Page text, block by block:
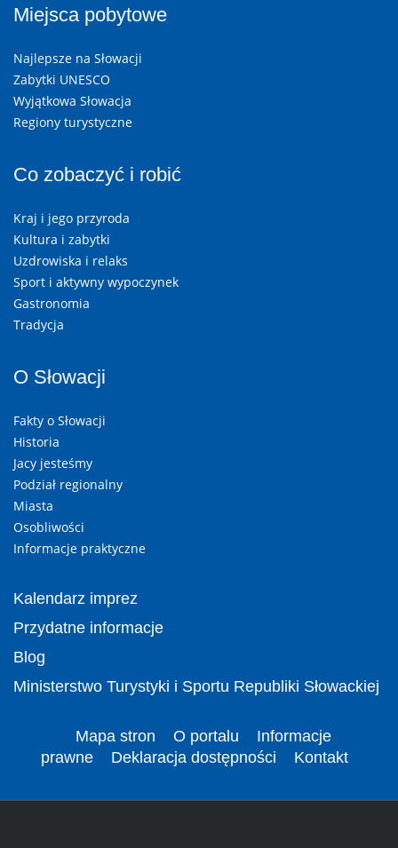
Miejsca pobytowe
Najlepsze na Słowacji
Zabytki UNESCO
Wyjątkowa Słowacja
Regiony turystyczne
Co zobaczyć i robić
Kraj i jego przyroda
Kultura i zabytki
Uzdrowiska i relaks
Sport i aktywny wypoczynek
Gastronomia
Tradycja
O Słowacji
Fakty o Słowacji
Historia
Jacy jesteśmy
Podział regionalny
Miasta
Osobliwości
Informacje praktyczne
Kalendarz imprez
Przydatne informacje
Blog
Ministerstwo Turystyki i Sportu Republiki Słowackiej
Mapa stron O portalu
Informacje
prawne
Deklaracja dostępności Kontakt